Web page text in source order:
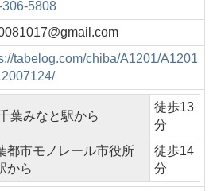
5808
tabelog.com/chiba/A1201/A1201
葉みなと駅から
徒歩13
分
都市モノレール市役所
から
徒歩14
分